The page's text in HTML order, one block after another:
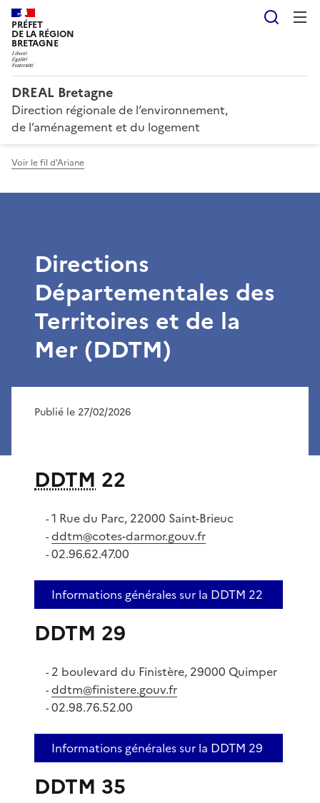
PRÉFET
DE LA RÉGION
BRETAGNE
DREAL Bretagne
Direction régionale de l’environnement,
de l’aménagement et du logement
Voir le fil d'Ariane
Directions
Départementales des
Territoires et de la
Mer (DDTM)
Publié le 27/02/2026
DDTM 22
-1 Rue du Parc, 22000 Saint-Brieuc
-ddtm@cotes-darmor.gouv.fr
-02.96.62.47.00
Informations générales sur la DDTM 22
DDTM 29
-2 boulevard du Finistère, 29000 Quimper
-ddtm@finistere.gouv.fr
-02.98.76.52.00
Informations générales sur la DDTM 29
DDTM 35